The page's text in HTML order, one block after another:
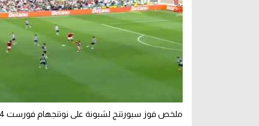
ملخص فوز سبورتنج لشبونة على نوتنجهام فورست 4-1 (ودي)